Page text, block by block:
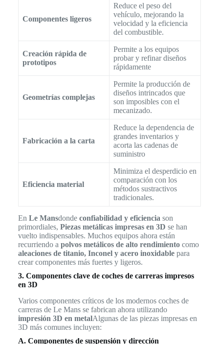
Componentes ligeros
Reduce el peso del
vehículo, mejorando la
velocidad y la eficiencia
del combustible.
Creación rápida de
prototipos
Permite a los equipos
probar y refinar diseños
rápidamente
Geometrías complejas
Permite la producción de
diseños intrincados que
son imposibles con el
mecanizado.
Fabricación a la carta
Reduce la dependencia de
grandes inventarios y
acorta las cadenas de
suministro
Eficiencia material
Minimiza el desperdicio en
comparación con los
métodos sustractivos
tradicionales.
En Le Mansdonde confiabilidad y eficiencia son
primordiales, Piezas metálicas impresas en 3D se han
vuelto indispensables. Muchos equipos ahora están
recurriendo a polvos metálicos de alto rendimientocomo
aleaciones de titanio, Inconel y acero inoxidablepara
crear componentes más fuertes y ligeros.
3. Componentes clave de coches de carreras impresos
en 3D
Varios componentes críticos de los modernos coches de
carreras de Le Mans se fabrican ahora utilizando
impresión 3D en metalAlgunas de las piezas impresas en
3D más comunes incluyen:
A. Componentes de suspensión y dirección